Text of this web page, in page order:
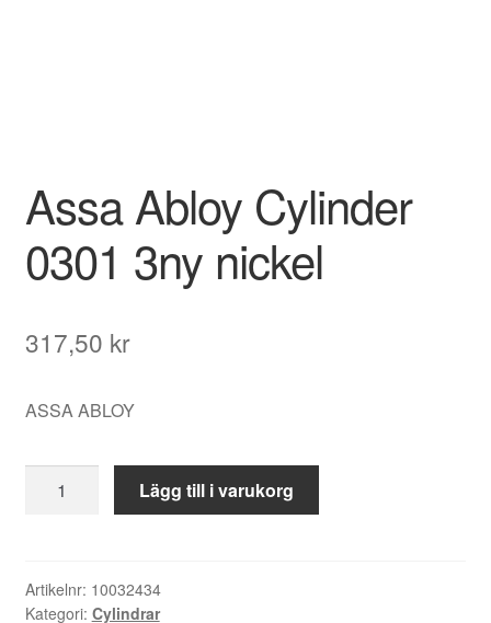
Assa Abloy Cylinder
0301 3ny nickel
317,50 kr
ASSA ABLOY
Abloy
3ny
nickel
Lägg till i varukorg
Artikelnr: 10032434
Kategori: Cylindrar